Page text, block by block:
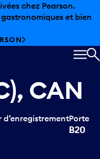
chez Pearson.
et bien
CAN
Porte
B20